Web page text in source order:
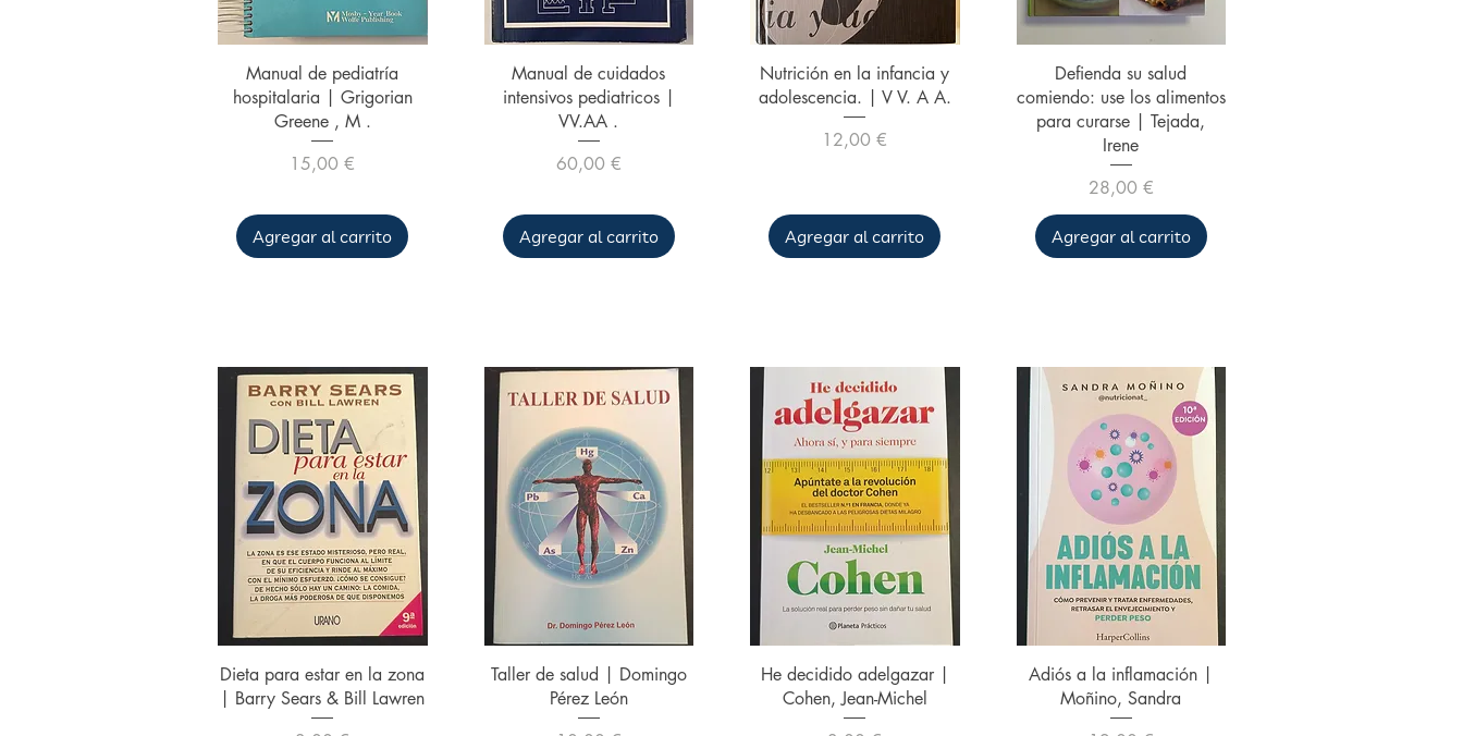
Vista rápida
Manual de pediatría
hospitalaria | Grigorian
Greene , M .
Precio
15,00 €
Agregar al carrito
Vista rápida
Manual de cuidados
intensivos pediatricos |
VV.AA .
Precio
60,00 €
Agregar al carrito
Vista rápida
Nutrición en la infancia y
adolescencia. | V V. A A.
Precio
12,00 €
Agregar al carrito
Vista rápida
Defienda su salud
comiendo: use los alimentos
para curarse | Tejada,
Irene
Precio
28,00 €
Agregar al carrito
Vista rápida
Dieta para estar en la zona
| Barry Sears & Bill Lawren
Vista rápida
Taller de salud | Domingo
Pérez León
Vista rápida
He decidido adelgazar |
Cohen, Jean-Michel
Vista rápida
Adiós a la inflamación |
Moñino, Sandra